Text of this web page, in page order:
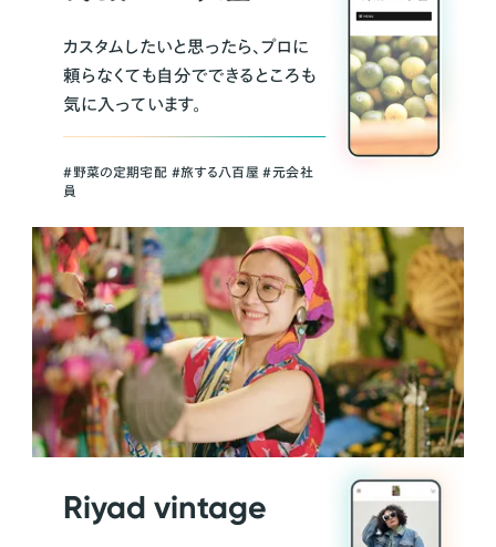
カスタムしたいと思ったら、プロに
頼らなくても自分でできるところも
気に入っています。
＃野菜の定期宅配 ＃旅する八百屋 ＃元会社
員
Riyad vintage